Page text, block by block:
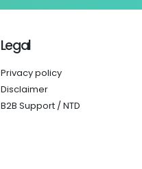
Legal
Privacy policy
Disclaimer
B2B Support / NTD